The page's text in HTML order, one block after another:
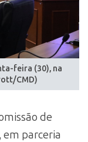
feira (30), na
CMD)
de
em parceria